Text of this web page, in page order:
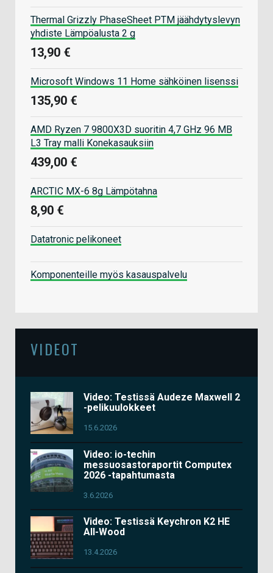
Thermal Grizzly PhaseSheet PTM jäähdytyslevyn
yhdiste Lämpöalusta 2 g
13,90 €
Microsoft Windows 11 Home sähköinen lisenssi
135,90 €
AMD Ryzen 7 9800X3D suoritin 4,7 GHz 96 MB
L3 Tray malli Konekasauksiin
439,00 €
ARCTIC MX-6 8g Lämpötahna
8,90 €
Datatronic pelikoneet
Komponenteille myös kasauspalvelu
VIDEOT
Video: Testissä Audeze Maxwell 2
-pelikuulokkeet
15.6.2026
Video: io-techin
messuosastoraportit Computex
2026 -tapahtumasta
3.6.2026
Video: Testissä Keychron K2 HE
All-Wood
13.4.2026